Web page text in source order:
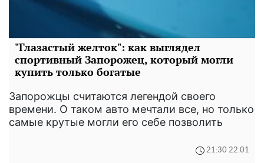
"Глазастый желток": как выглядел
спортивный Запорожец, который могли
купить только богатые
Запорожцы считаются легендой своего
времени. О таком авто мечтали все, но только
самые крутые могли его себе позволить
21:30 22.01